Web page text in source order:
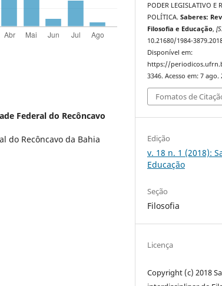
Federal do Recôncavo
do Recôncavo da Bahia
PODER LEGISLATIVO E
POLÍTICA.Saberes:
Filosofia e Educação,
10.21680/1984-
Disponível em:
https://
3346. Acesso em: 7 ago.
Fomatos de
Edição
v. 18 n. 1 (2018):
Educação
Seção
Filosofia
Licença
Copyright (c) 2018